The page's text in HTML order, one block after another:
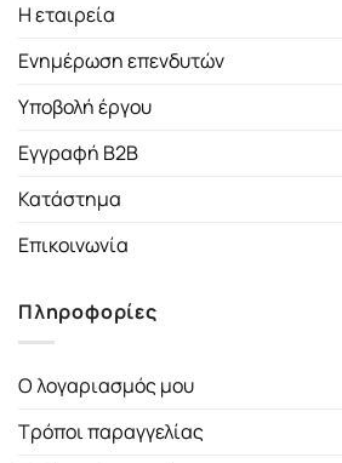
Η εταιρεία
Ενημέρωση επενδυτών
Υποβολή έργου
Εγγραφή B2B
Κατάστημα
Επικοινωνία
Πληροφορίες
Ο λογαριασμός μου
Τρόποι παραγγελίας